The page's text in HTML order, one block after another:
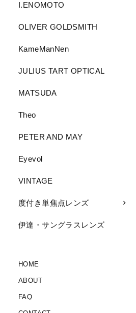
I.ENOMOTO
OLIVER GOLDSMITH
KameManNen
JULIUS TART OPTICAL
MATSUDA
Theo
PETER AND MAY
Eyevol
VINTAGE
度付き単焦点レンズ
伊達・サングラスレンズ
HOME
ABOUT
FAQ